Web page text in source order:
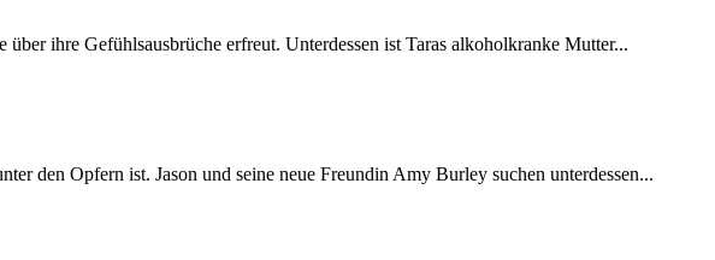
ihre Gefühlsausbrüche erfreut. Unterdessen ist Taras alkoholkranke Mutter...
den Opfern ist. Jason und seine neue Freundin Amy Burley suchen unterdessen...